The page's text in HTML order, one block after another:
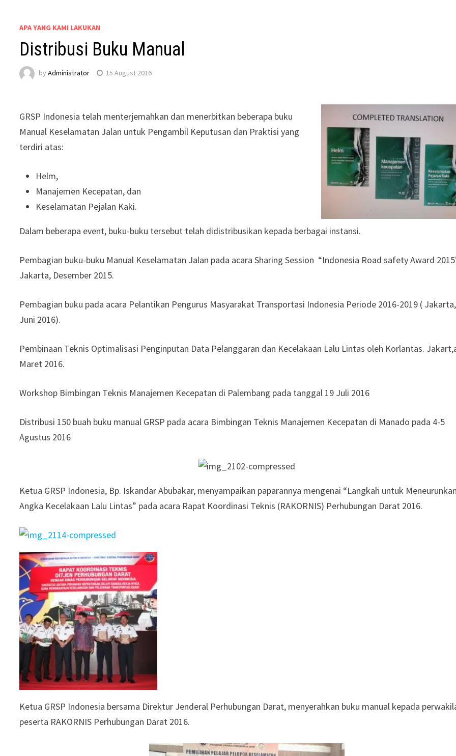
APA YANG KAMI LAKUKAN
Distribusi Buku Manual
byAdministrator 15 August 2016
GRSP Indonesia telah menterjemahkan dan menerbitkan beberapa buku
Manual Keselamatan Jalan untuk Pengambil Keputusan dan Praktisi yang
terdiri atas:
Helm,
Manajemen Kecepatan, dan
Keselamatan Pejalan Kaki.
Dalam beberapa event, buku-buku tersebut telah didistribusikan kepada berbagai instansi.
Pembagian buku-buku Manual Keselamatan Jalan pada acara Sharing Session “Indonesia Road safety Award
Jakarta, Desember 2015.
Pembagian buku pada acara Pelantikan Pengurus Masyarakat Transportasi Indonesia Periode 2016-2019 (
Juni 2016).
Pembinaan Teknis Optimalisasi Penginputan Data Pelanggaran dan Kecelakaan Lalu Lintas oleh Korlantas.
Maret 2016.
Workshop Bimbingan Teknis Manajemen Kecepatan di Palembang pada tanggal 19 Juli 2016
Distribusi 150 buah buku manual GRSP pada acara Bimbingan Teknis Manajemen Kecepatan di Manado pada 4-5
Agustus 2016
Ketua GRSP Indonesia, Bp. Iskandar Abubakar, menyampaikan paparannya mengenai “Langkah untuk
Angka Kecelakaan Lalu Lintas” pada acara Rapat Koordinasi Teknis (RAKORNIS) Perhubungan Darat 2016.
Ketua GRSP Indonesia bersama Direktur Jenderal Perhubungan Darat, menyerahkan buku manual kepada
peserta RAKORNIS Perhubungan Darat 2016.